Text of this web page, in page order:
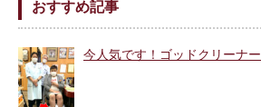
おすすめ記事
今人気です！ゴッドクリーナー